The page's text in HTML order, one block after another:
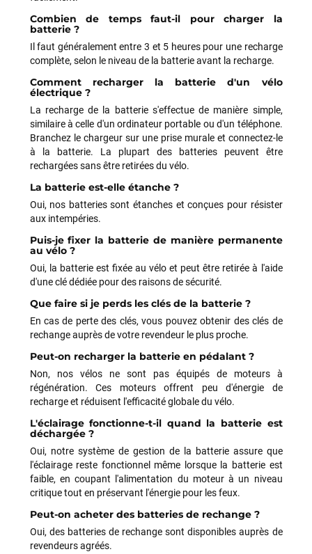
Combien de temps faut-il pour charger la
batterie ?
Il faut généralement entre 3 et 5 heures pour une recharge
complète, selon le niveau de la batterie avant la recharge.
Comment recharger la batterie d'un vélo
électrique ?
La recharge de la batterie s'effectue de manière simple,
similaire à celle d'un ordinateur portable ou d'un téléphone.
Branchez le chargeur sur une prise murale et connectez-le
à la batterie. La plupart des batteries peuvent être
rechargées sans être retirées du vélo.
La batterie est-elle étanche ?
Oui, nos batteries sont étanches et conçues pour résister
aux intempéries.
Puis-je fixer la batterie de manière permanente
au vélo ?
Oui, la batterie est fixée au vélo et peut être retirée à l'aide
d'une clé dédiée pour des raisons de sécurité.
Que faire si je perds les clés de la batterie ?
En cas de perte des clés, vous pouvez obtenir des clés de
rechange auprès de votre revendeur le plus proche.
Peut-on recharger la batterie en pédalant ?
Non, nos vélos ne sont pas équipés de moteurs à
régénération. Ces moteurs offrent peu d'énergie de
recharge et réduisent l'efficacité globale du vélo.
L'éclairage fonctionne-t-il quand la batterie est
déchargée ?
Oui, notre système de gestion de la batterie assure que
l'éclairage reste fonctionnel même lorsque la batterie est
faible, en coupant l'alimentation du moteur à un niveau
critique tout en préservant l'énergie pour les feux.
Peut-on acheter des batteries de rechange ?
Oui, des batteries de rechange sont disponibles auprès de
revendeurs agréés.
techniques sur mon VTT, qui ont nécessité plusieurs
passages en atelier et un retour du moteur chez Bosch dans
le cadre de la garantie. Cette période a été un peu
compliquée, principalement en raison de délais plus longs que
prévu et d'un manque de communication sur l'avancement de
L'équipe de Funway a fait le nécessaire pour résoudre
définitivement les problèmes de mon vélo et a su reconnaître
les difficultés rencontrées. J'apprécie particulièrement le fait
qu'ils aient finalement fait preuve de professionnalisme et
qu'ils aient tout mis en œuvre pour que je récupère un vélo
parfaitement fonctionnel. Aujourd'hui, je peux de nouveau
profiter pleinement de mon Mondraker Chaser et je tiens à
souligner que Funway a su corriger la situation. Je pense qu'il
est important de savoir reconnaître lorsqu'une enseigne fait
les efforts nécessaires pour satisfaire son client. Merci à
toute l'équipe de Funway Vélo. Je leur souhaite une bonne
continuation.
Jarod CUVELIER
il y a un mois
Je suis arrivé au magasin assez tardivement et plutôt en
précipitation pour pouvoir régler un souci sur mon dérailleur.
Logan m’a très bien accueilli et après lui avoir expliqué le
régler rapidement. Cela a pris plus de 25 minutes pour cela
mais il a pris le temps d’être sûr que cela fonctionne
correctement malgré l’heure tardive. Encore merci à Logan
pour sa rapidité et son professionnalisme.
J'ai commandé un VAE Bulls Copperhead à un très bon prix.
La livraison a été faite en respectant mes instructions
(livraison différée cause absence). Le vélo était très bien
livraison a été traité efficacement par le SAV dans les
meilleurs délais. Tous les contacts ont été bien suivis, l'équipe
est sympa et réactive